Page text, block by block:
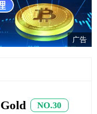
广告
NO.30